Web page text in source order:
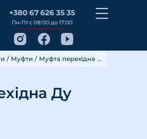
+380 67 626 35 35
Пн-Пт с 08:00 до 17:00
/ Муфти / Муфта перехідна Ду 32Вх15В
Ду